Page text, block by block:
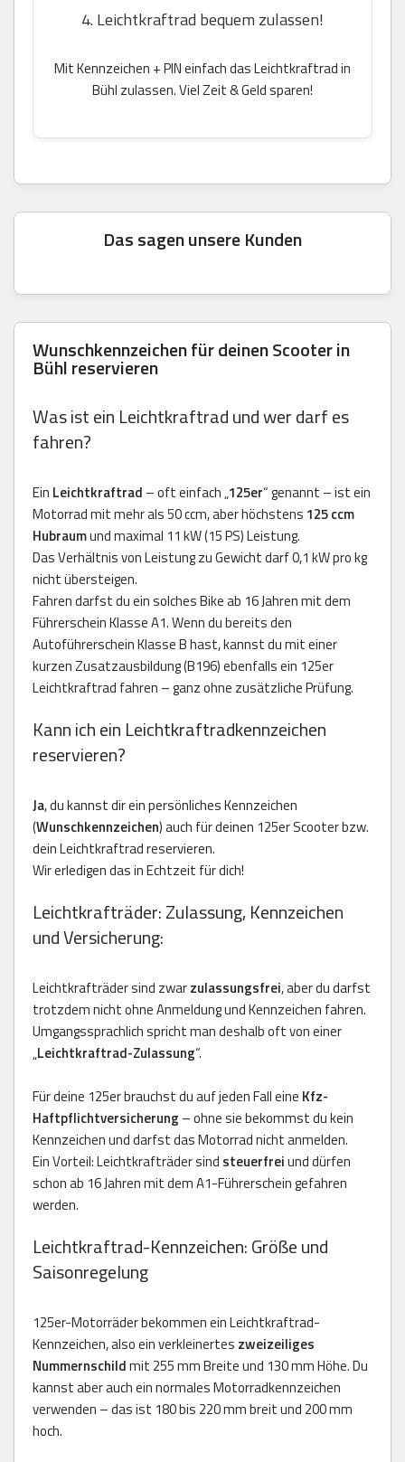
4. Leichtkraftrad bequem zulassen!
Mit Kennzeichen + PIN einfach das Leichtkraftrad in
Bühl zulassen. Viel Zeit & Geld sparen!
Das sagen unsere Kunden
Wunschkennzeichen für deinen Scooter in
Bühl reservieren
Was ist ein Leichtkraftrad und wer darf es
fahren?
Ein Leichtkraftrad – oft einfach „125er“ genannt – ist ein
Motorrad mit mehr als 50 ccm, aber höchstens 125 ccm
Hubraumund maximal 11 kW (15 PS) Leistung.
Das Verhältnis von Leistung zu Gewicht darf 0,1 kW pro kg
nicht übersteigen.
Fahren darfst du ein solches Bike ab 16 Jahren mit dem
Führerschein Klasse A1. Wenn du bereits den
Autoführerschein Klasse B hast, kannst du mit einer
kurzen Zusatzausbildung (B196) ebenfalls ein 125er
Leichtkraftrad fahren – ganz ohne zusätzliche Prüfung.
Kann ich ein Leichtkraftradkennzeichen
reservieren?
Ja, du kannst dir ein persönliches Kennzeichen
(Wunschkennzeichen) auch für deinen 125er Scooter bzw.
dein Leichtkraftrad reservieren.
Wir erledigen das in Echtzeit für dich!
Leichtkrafträder: Zulassung, Kennzeichen
und Versicherung:
Leichtkrafträder sind zwarzulassungsfrei, aber du darfst
trotzdem nicht ohne Anmeldung und Kennzeichen fahren.
Umgangssprachlich spricht man deshalb oft von einer
„Leichtkraftrad-Zulassung“.
Für deine 125er brauchst du auf jeden Fall eine Kfz-
Haftpflichtversicherung – ohne sie bekommst du kein
Kennzeichen und darfst das Motorrad nicht anmelden.
Ein Vorteil: Leichtkrafträder sind steuerfreiund dürfen
schon ab 16 Jahren mit dem A1-Führerschein gefahren
werden.
Leichtkraftrad-Kennzeichen: Größe und
Saisonregelung
125er-Motorräder bekommen ein Leichtkraftrad-
Kennzeichen, also ein verkleinertes zweizeiliges
Nummernschildmit 255 mm Breite und 130 mm Höhe. Du
kannst aber auch ein normales Motorradkennzeichen
verwenden – das ist 180 bis 220 mm breit und 200 mm
hoch.